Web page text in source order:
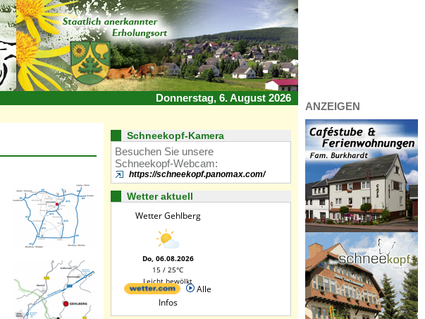
Donnerstag, 6. August 2026
Schneekopf-Kamera
Besuchen Sie unsere
Schneekopf-Webcam:
https://schneekopf.panomax.com/
Wetter aktuell
Wetter Gehlberg
Do, 06.08.2026
15 / 25°C
Leicht bewölkt
Alle
Infos
ANZEIGEN